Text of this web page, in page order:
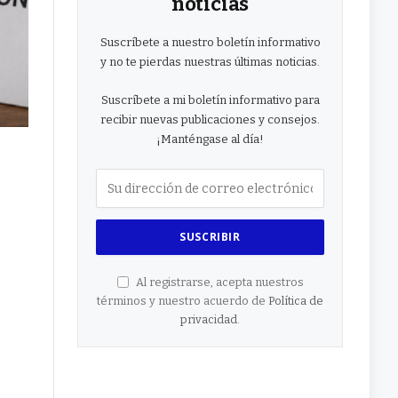
Suscríbete a nuestro boletín informativo
y no te pierdas nuestras últimas noticias.
Suscríbete a mi boletín informativo para
recibir nuevas publicaciones y consejos.
¡Manténgase al día!
Al registrarse, acepta nuestros
términos y nuestro acuerdo de Política de
privacidad.